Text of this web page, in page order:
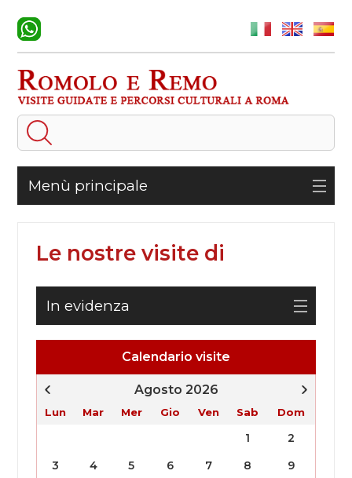
Menù principale
Calendario visite
Agosto 2026
Lun Mar Mer Gio Ven Sab Dom
1
2
3
4 5 6 7 8
9
Le nostre visite di
In evidenza